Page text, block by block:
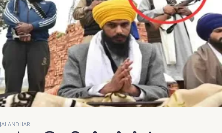
JALANDHAR